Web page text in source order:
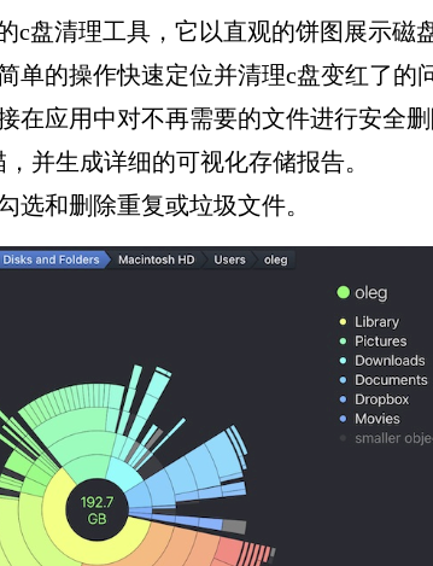
c盘清理工具，它以直观的饼图展示
单的操作快速定位并清理c盘变红了
应用中对不再需要的文件进行安全
并生成详细的可视化存储报告。
选和删除重复或垃圾文件。